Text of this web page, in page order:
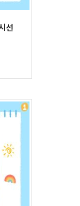
선